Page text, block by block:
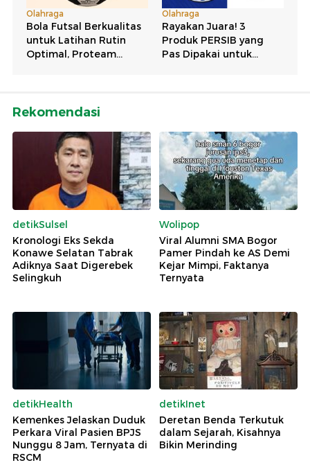
Rekomendasi
detikSulsel
Kronologi Eks Sekda
Konawe Selatan Tabrak
Adiknya Saat Digerebek
Selingkuh
Wolipop
Viral Alumni SMA Bogor
Pamer Pindah ke AS Demi
Kejar Mimpi, Faktanya
Ternyata
detikHealth
Kemenkes Jelaskan Duduk
Perkara Viral Pasien BPJS
Nunggu 8 Jam, Ternyata di
RSCM
detikInet
Deretan Benda Terkutuk
dalam Sejarah, Kisahnya
Bikin Merinding